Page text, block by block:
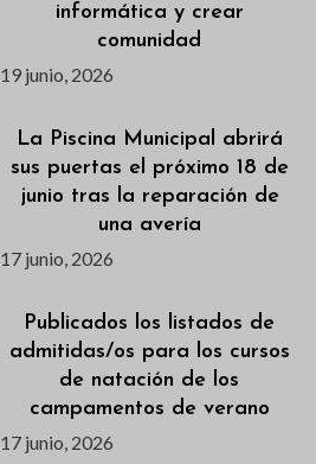
informática y crear
comunidad
19 junio, 2026
La Piscina Municipal abrirá
sus puertas el próximo 18 de
junio tras la reparación de
una avería
17 junio, 2026
Publicados los listados de
admitidas/os para los cursos
de natación de los
campamentos de verano
17 junio, 2026